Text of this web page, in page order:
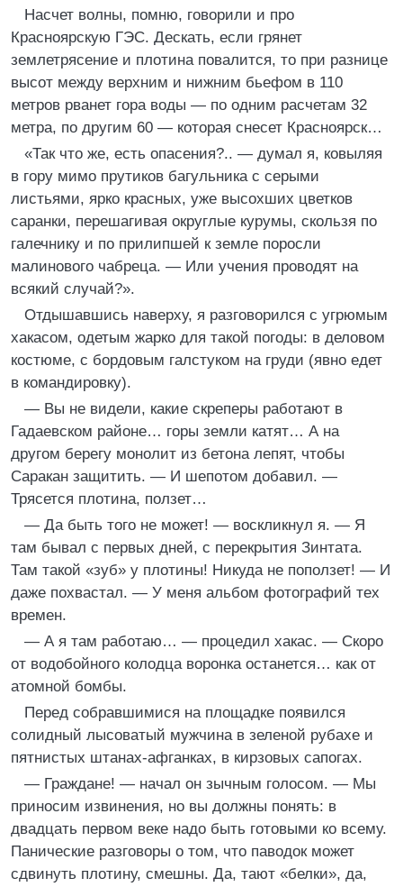
Насчет волны, помню, говорили и про
Красноярскую ГЭС. Дескать, если грянет
землетрясение и плотина повалится, то при разнице
высот между верхним и нижним бьефом в 110
метров рванет гора воды — по одним расчетам 32
метра, по другим 60 — которая снесет Красноярск…
«Так что же, есть опасения?.. — думал я, ковыляя
в гору мимо прутиков багульника с серыми
листьями, ярко красных, уже высохших цветков
саранки, перешагивая округлые курумы, скользя по
галечнику и по прилипшей к земле поросли
малинового чабреца. — Или учения проводят на
всякий случай?».
Отдышавшись наверху, я разговорился с угрюмым
хакасом, одетым жарко для такой погоды: в деловом
костюме, с бордовым галстуком на груди (явно едет
в командировку).
— Вы не видели, какие скреперы работают в
Гадаевском районе… горы земли катят… А на
другом берегу монолит из бетона лепят, чтобы
Саракан защитить. — И шепотом добавил. —
Трясется плотина, ползет…
— Да быть того не может! — воскликнул я. — Я
там бывал с первых дней, с перекрытия Зинтата.
Там такой «зуб» у плотины! Никуда не поползет! — И
даже похвастал. — У меня альбом фотографий тех
времен.
— А я там работаю… — процедил хакас. — Скоро
от водобойного колодца воронка останется… как от
атомной бомбы.
Перед собравшимися на площадке появился
солидный лысоватый мужчина в зеленой рубахе и
пятнистых штанах-афганках, в кирзовых сапогах.
— Граждане! — начал он зычным голосом. — Мы
приносим извинения, но вы должны понять: в
двадцать первом веке надо быть готовыми ко всему.
Панические разговоры о том, что паводок может
сдвинуть плотину, смешны. Да, тают «белки», да,